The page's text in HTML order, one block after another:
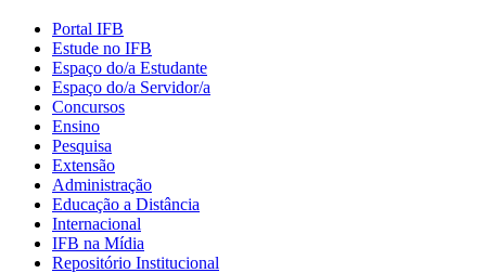
Portal IFB
Estude no IFB
Espaço do/a Estudante
Espaço do/a Servidor/a
Concursos
Ensino
Pesquisa
Extensão
Administração
Educação a Distância
Internacional
IFB na Mídia
Repositório Institucional